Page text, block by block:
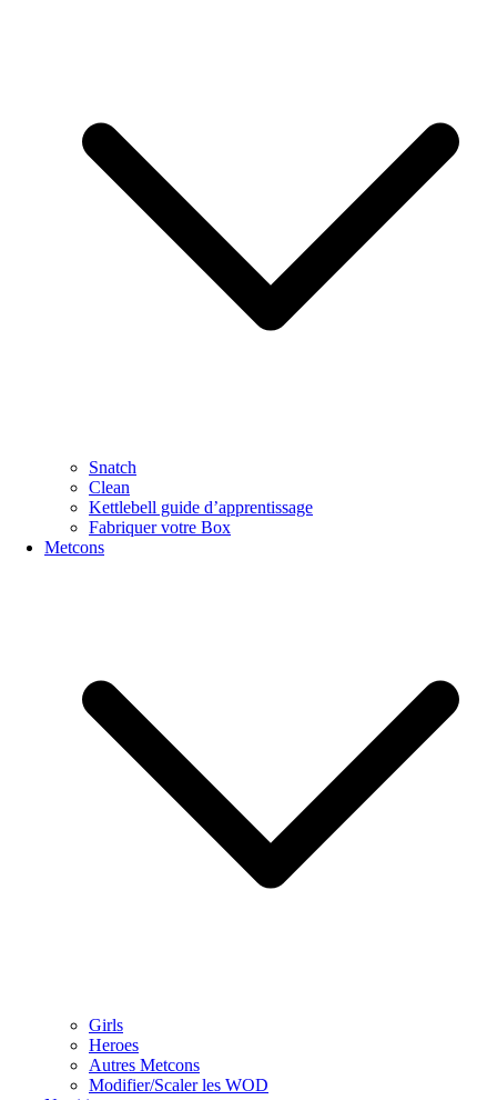
Snatch
Clean
Kettlebell guide d’apprentissage
Fabriquer votre Box
Metcons
Girls
Heroes
Autres Metcons
Modifier/Scaler les WOD